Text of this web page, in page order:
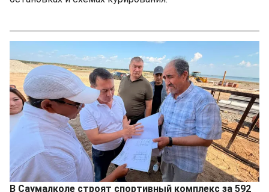
В Саумалколе строят спортивный комплекс за 592